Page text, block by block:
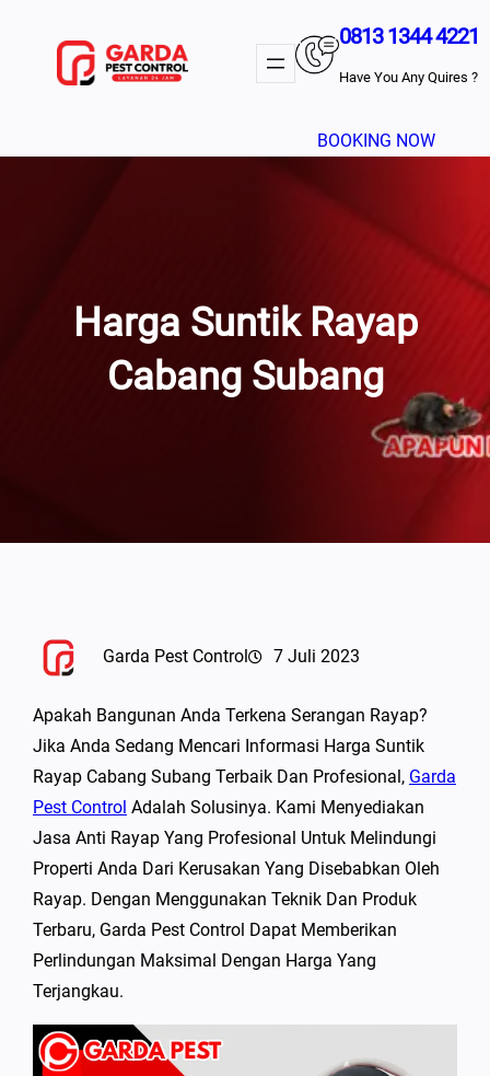
0813 1344 4221
Have You Any Quires ?
BOOKING NOW
Harga Suntik Rayap
Cabang Subang
Garda Pest Control 7 Juli 2023
Apakah Bangunan Anda Terkena Serangan Rayap?
Jika Anda Sedang Mencari Informasi Harga Suntik
Rayap Cabang Subang Terbaik Dan Profesional, Garda
Pest Control Adalah Solusinya. Kami Menyediakan
Jasa Anti Rayap Yang Profesional Untuk Melindungi
Properti Anda Dari Kerusakan Yang Disebabkan Oleh
Rayap. Dengan Menggunakan Teknik Dan Produk
Terbaru, Garda Pest Control Dapat Memberikan
Perlindungan Maksimal Dengan Harga Yang
Terjangkau.